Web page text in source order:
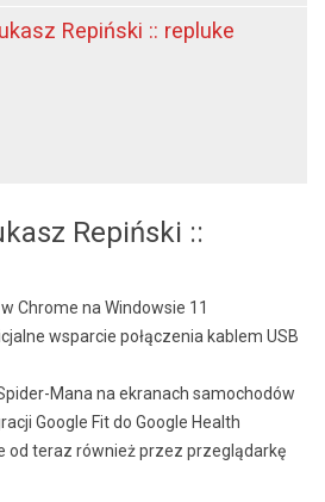
Repiński :: repluke
Repiński ::
Chrome na Windowsie 11
wsparcie połączenia kablem USB
Mana na ekranach samochodów
Google Fit do Google Health
od teraz również przez przeglądarkę